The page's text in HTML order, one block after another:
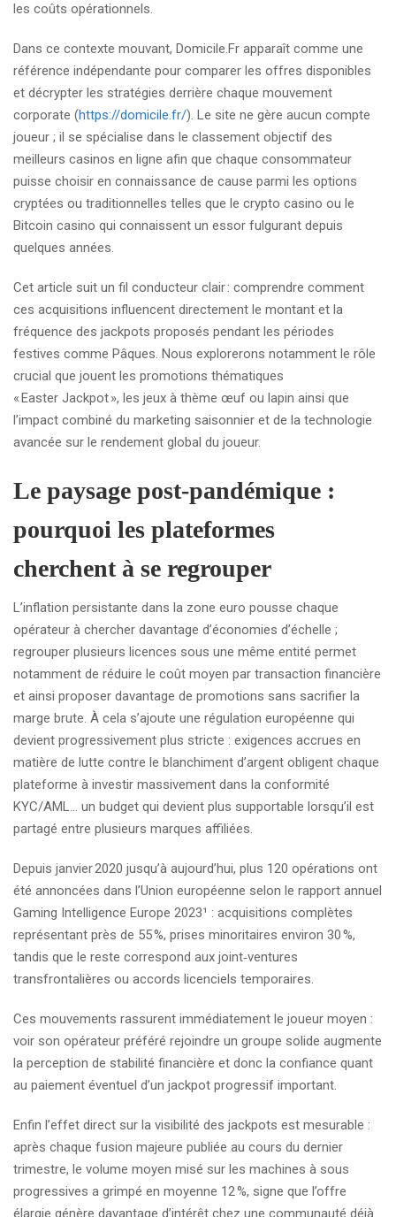
les coûts opérationnels.
Dans ce contexte mouvant, Domicile.Fr apparaît comme une
référence indépendante pour comparer les offres disponibles
et décrypter les stratégies derrière chaque mouvement
corporate (https://domicile.fr/). Le site ne gère aucun compte
joueur ; il se spécialise dans le classement objectif des
meilleurs casinos en ligne afin que chaque consommateur
puisse choisir en connaissance de cause parmi les options
cryptées ou traditionnelles telles que le crypto casino ou le
Bitcoin casino qui connaissent un essor fulgurant depuis
quelques années.
Cet article suit un fil conducteur clair : comprendre comment
ces acquisitions influencent directement le montant et la
fréquence des jackpots proposés pendant les périodes
festives comme Pâques. Nous explorerons notamment le rôle
crucial que jouent les promotions thématiques
« Easter Jackpot », les jeux à thème œuf ou lapin ainsi que
l’impact combiné du marketing saisonnier et de la technologie
avancée sur le rendement global du joueur.
Le paysage post‑pandémique :
pourquoi les plateformes
cherchent à se regrouper
L’inflation persistante dans la zone euro pousse chaque
opérateur à chercher davantage d’économies d’échelle ;
regrouper plusieurs licences sous une même entité permet
notamment de réduire le coût moyen par transaction financière
et ainsi proposer davantage de promotions sans sacrifier la
marge brute. À cela s’ajoute une régulation européenne qui
devient progressivement plus stricte : exigences accrues en
matière de lutte contre le blanchiment d’argent obligent chaque
plateforme à investir massivement dans la conformité
KYC/AML… un budget qui devient plus supportable lorsqu’il est
partagé entre plusieurs marques affiliées.
Depuis janvier 2020 jusqu’à aujourd’hui, plus 120 opérations ont
été annoncées dans l’Union européenne selon le rapport annuel
Gaming Intelligence Europe 2023¹ : acquisitions complètes
représentant près de 55 %, prises minoritaires environ 30 %,
tandis que le reste correspond aux joint‑ventures
transfrontalières ou accords licenciels temporaires.
Ces mouvements rassurent immédiatement le joueur moyen :
voir son opérateur préféré rejoindre un groupe solide augmente
la perception de stabilité financière et donc la confiance quant
au paiement éventuel d’un jackpot progressif important.
Enfin l’effet direct sur la visibilité des jackpots est mesurable :
après chaque fusion majeure publiée au cours du dernier
trimestre, le volume moyen misé sur les machines à sous
progressives a grimpé en moyenne 12 %, signe que l’offre
élargie génère davantage d’intérêt chez une communauté déjà